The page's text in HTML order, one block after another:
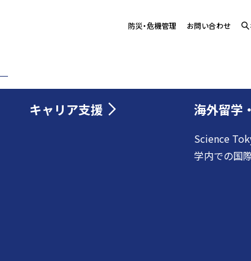
キャリア支援 海外留学
Science
学内での国
防災・危機管理 お問い合わせ